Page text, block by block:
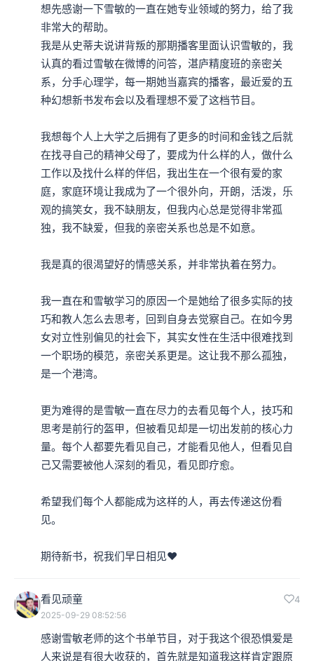
想先感谢一下雪敏的一直在她专业领域的努力，给了我
非常大的帮助。
我是从史蒂夫说讲背叛的那期播客里面认识雪敏的，我
认真的看过雪敏在微博的问答，湛庐精度班的亲密关
系，分手心理学，每一期她当嘉宾的播客，最近爱的五
种幻想新书发布会以及看理想不爱了这档节目。
我想每个人上大学之后拥有了更多的时间和金钱之后就
在找寻自己的精神父母了，要成为什么样的人，做什么
工作以及找什么样的伴侣，我出生在一个很有爱的家
庭，家庭环境让我成为了一个很外向，开朗，活泼，乐
观的搞笑女，我不缺朋友，但我内心总是觉得非常孤
独，我不缺爱，但我的亲密关系也总是不如意。
我是真的很渴望好的情感关系，并非常执着在努力。
我一直在和雪敏学习的原因一个是她给了很多实际的技
巧和教人怎么去思考，回到自身去觉察自己。在如今男
女对立性别偏见的社会下，其实女性在生活中很难找到
一个职场的模范，亲密关系更是。这让我不那么孤独，
是一个港湾。
更为难得的是雪敏一直在尽力的去看见每个人，技巧和
思考是前行的盔甲，但被看见却是一切出发前的核心力
量。每个人都要先看见自己，才能看见他人，但看见自
己又需要被他人深刻的看见，看见即疗愈。
希望我们每个人都能成为这样的人，再去传递这份看
见。
期待新书，祝我们早日相见❤️
看见顽童 4
2025-09-29 08:52:56
感谢雪敏老师的这个书单节目，对于我这个很恐惧爱是
人来说是有很大收获的，首先就是知道我这样肯定跟原